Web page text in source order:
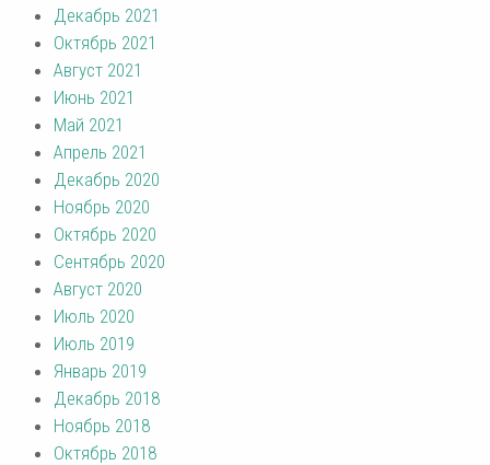
Декабрь 2021
Октябрь 2021
Август 2021
Июнь 2021
Май 2021
Апрель 2021
Декабрь 2020
Ноябрь 2020
Октябрь 2020
Сентябрь 2020
Август 2020
Июль 2020
Июль 2019
Январь 2019
Декабрь 2018
Ноябрь 2018
Октябрь 2018